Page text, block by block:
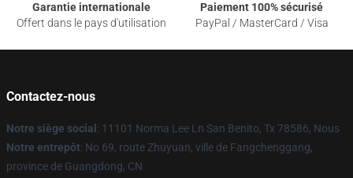
Garantie internationale
Offert dans le pays d'utilisation
Paiement 100% sécurisé
PayPal / MasterCard / Visa
Contactez-nous
Notre siège social : 11101 Norma Lee Ln San Benito, Tx 78586, Nous
Notre entrepôt: No 69, route Zhuyuan, ville de Fangchenggang,
province de Guangdong, CN